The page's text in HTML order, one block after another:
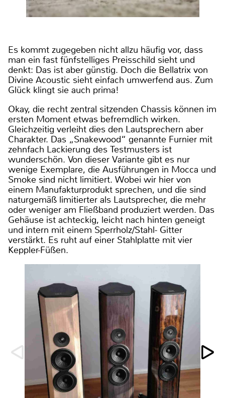
Es kommt zugegeben nicht allzu häufig vor, dass
man ein fast fünfstelliges Preisschild sieht und
denkt: Das ist aber günstig. Doch die Bellatrix von
Divine Acoustic sieht einfach umwerfend aus. Zum
Glück klingt sie auch prima!
Okay, die recht zentral sitzenden Chassis können im
ersten Moment etwas befremdlich wirken.
Gleichzeitig verleiht dies den Lautsprechern aber
Charakter. Das „Snakewood“ genannte Furnier mit
zehnfach Lackierung des Testmusters ist
wunderschön. Von dieser Variante gibt es nur
wenige Exemplare, die Ausführungen in Mocca und
Smoke sind nicht limitiert. Wobei wir hier von
einem Manufakturprodukt sprechen, und die sind
naturgemäß limitierter als Lautsprecher, die mehr
oder weniger am Fließband produziert werden. Das
Gehäuse ist achteckig, leicht nach hinten geneigt
und intern mit einem Sperrholz/Stahl- Gitter
verstärkt. Es ruht auf einer Stahlplatte mit vier
Keppler-Füßen.